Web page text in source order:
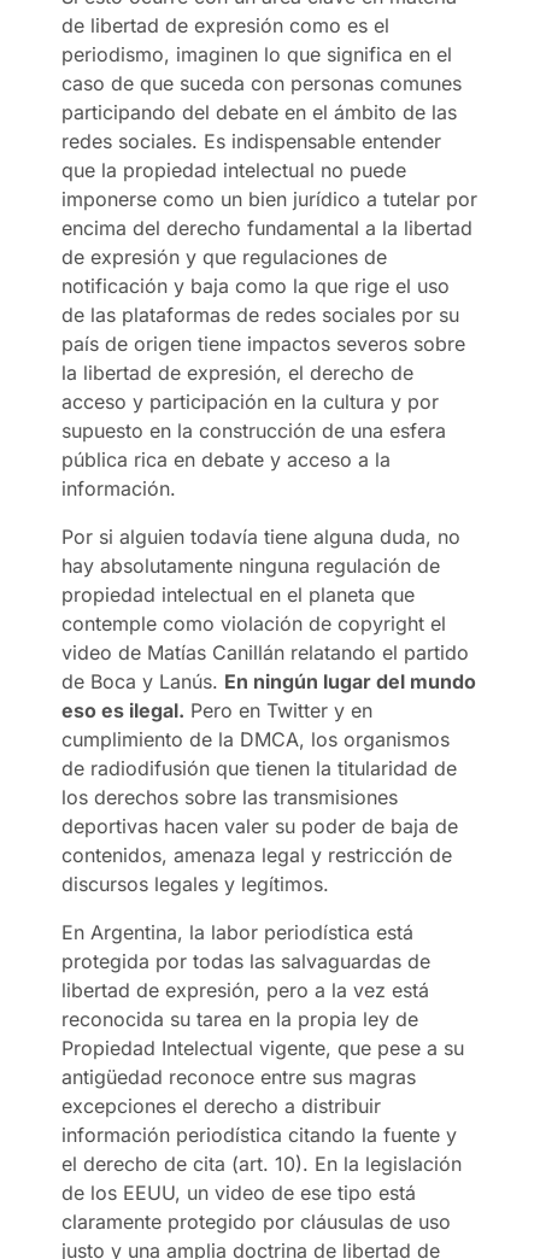
de libertad de expresión como es el
periodismo, imaginen lo que significa en el
caso de que suceda con personas comunes
participando del debate en el ámbito de las
redes sociales. Es indispensable entender
que la propiedad intelectual no puede
imponerse como un bien jurídico a tutelar por
encima del derecho fundamental a la libertad
de expresión y que regulaciones de
notificación y baja como la que rige el uso
de las plataformas de redes sociales por su
país de origen tiene impactos severos sobre
la libertad de expresión, el derecho de
acceso y participación en la cultura y por
supuesto en la construcción de una esfera
pública rica en debate y acceso a la
información.
Por si alguien todavía tiene alguna duda, no
hay absolutamente ninguna regulación de
propiedad intelectual en el planeta que
contemple como violación de copyright el
video de Matías Canillán relatando el partido
de Boca y Lanús. En ningún lugar del mundo
eso es ilegal. Pero en Twitter y en
cumplimiento de la DMCA, los organismos
de radiodifusión que tienen la titularidad de
los derechos sobre las transmisiones
deportivas hacen valer su poder de baja de
contenidos, amenaza legal y restricción de
discursos legales y legítimos.
En Argentina, la labor periodística está
protegida por todas las salvaguardas de
libertad de expresión, pero a la vez está
reconocida su tarea en la propia ley de
Propiedad Intelectual vigente, que pese a su
antigüedad reconoce entre sus magras
excepciones el derecho a distribuir
información periodística citando la fuente y
el derecho de cita (art. 10). En la legislación
de los EEUU, un video de ese tipo está
claramente protegido por cláusulas de uso
justo y una amplia doctrina de libertad de